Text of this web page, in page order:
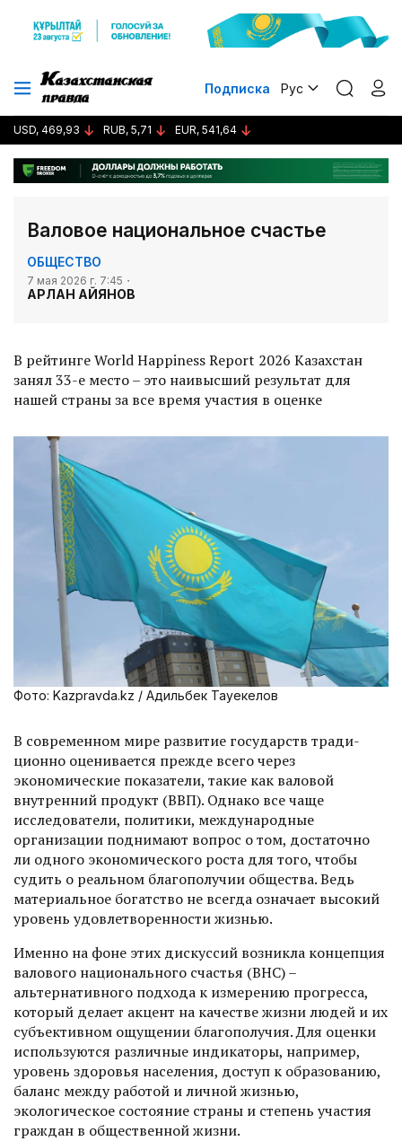
Подписка Рус
USD, 469,93 RUB, 5,71 EUR, 541,64
Валовое национальное счастье
ОБЩЕСТВО
7 мая 2026 г. 7:45
АРЛАН АЙЯНОВ
В рейтинге World Happiness Report 2026 Казахстан
занял 33-е место – это наивысший результат для
нашей страны за все время участия в оценке
Фото: Kazpravda.kz / Адильбек Тауекелов
В современном мире развитие государств тради­
цион­но оценивается преж­де всего через
экономические показатели, такие как валовой
внутренний продукт (ВВП). Однако все чаще
исследователи, политики, международные
организации поднимают вопрос о том, достаточно
ли одного экономического роста для того, чтобы
судить о реальном благополучии общества. Ведь
материальное богатство не всегда означает высокий
уровень удовлетворенности жизнью.
Именно на фоне этих дис­куссий возникла концепция
валового национального счас­тья (ВНС) –
альтернативного подхода к измерению прогресса,
который делает акцент на качестве жизни людей и их
субъективном ощущении благополучия. Для оценки
используются различные индикаторы, например,
уровень здоровья населения, доступ к образованию,
баланс между работой и личной жизнью,
экологическое состояние страны и степень участия
граждан в общественной жизни.